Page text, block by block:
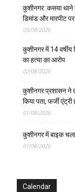
कुशीनगर: कसया थाने
डिमांड और मारपीट पर
05/08/2026
कुशीनगर में 14 वर्षीय
का हत्या का आरोप
02/08/2026
कुशीनगर प्रशासन ने
किया पता, फर्जी एंट्री
01/08/2026
कुशीनगर में बाइक चला
01/08/2026
Calendar